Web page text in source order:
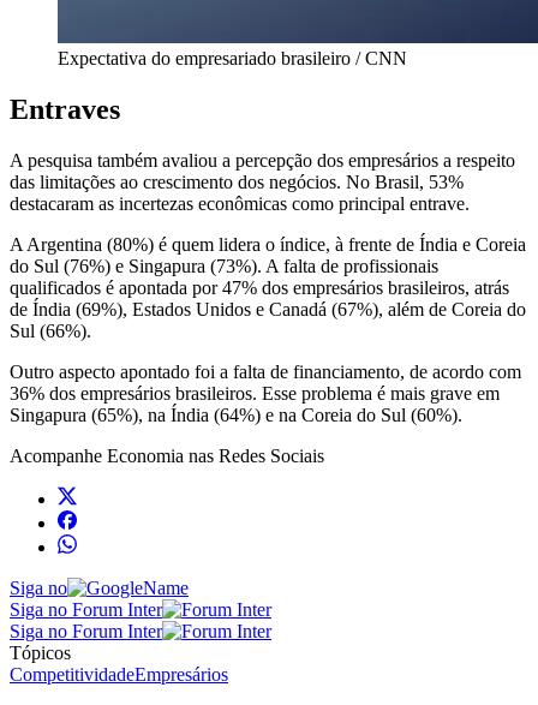
Expectativa do empresariado brasileiro / CNN
Entraves
A pesquisa também avaliou a percepção dos empresários a respeito
das limitações ao crescimento dos negócios. No Brasil, 53%
destacaram as incertezas econômicas como principal entrave.
A Argentina (80%) é quem lidera o índice, à frente de Índia e Coreia
do Sul (76%) e Singapura (73%). A falta de profissionais
qualificados é apontada por 47% dos empresários brasileiros, atrás
de Índia (69%), Estados Unidos e Canadá (67%), além de Coreia do
Sul (66%).
Outro aspecto apontado foi a falta de financiamento, de acordo com
36% dos empresários brasileiros. Esse problema é mais grave em
Singapura (65%), na Índia (64%) e na Coreia do Sul (60%).
Acompanhe Economia nas Redes Sociais
Siga no
Siga no Forum Inter
Siga no Forum Inter
Tópicos
CompetitividadeEmpresários